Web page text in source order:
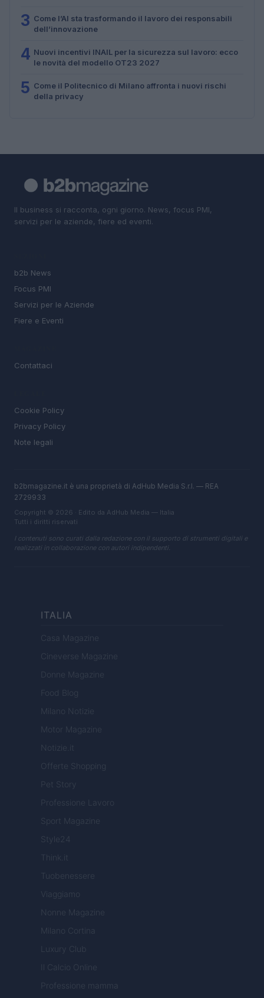
3 Come l’AI sta trasformando il lavoro dei responsabili
dell’innovazione
4 Nuovi incentivi INAIL per la sicurezza sul lavoro: ecco
le novità del modello OT23 2027
5 Come il Politecnico di Milano affronta i nuovi rischi
della privacy
Il business si racconta, ogni giorno. News, focus PMI,
servizi per le aziende, fiere ed eventi.
b2b News
Focus PMI
Servizi per le Aziende
Fiere e Eventi
Contattaci
Cookie Policy
Privacy Policy
Note legali
b2bmagazine.it è una proprietà di AdHub Media S.r.l. — REA
2729933
Copyright © 2026 · Edito da AdHub Media — Italia
Tutti i diritti riservati
I contenuti sono curati dalla redazione con il supporto di strumenti digitali e
realizzati in collaborazione con autori indipendenti.
ITALIA
Casa Magazine
Cineverse Magazine
Donne Magazine
Food Blog
Milano Notizie
Motor Magazine
Notizie.it
Offerte Shopping
Pet Story
Professione Lavoro
Sport Magazine
Style24
Think.it
Tuobenessere
Viaggiamo
Nonne Magazine
Milano Cortina
Luxury Club
Il Calcio Online
Professione mamma